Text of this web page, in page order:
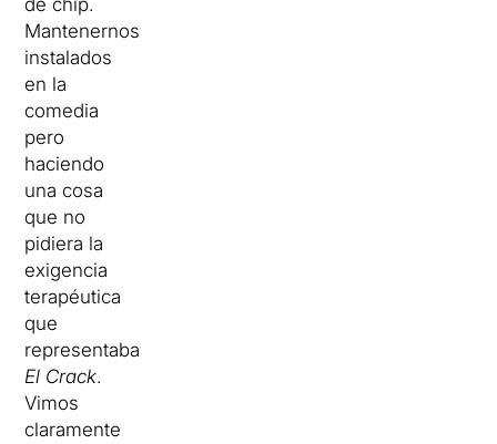
de chip.
Mantenernos
instalados
en la
comedia
pero
haciendo
una cosa
que no
pidiera la
exigencia
terapéutica
que
representaba
El Crack.
Vimos
claramente